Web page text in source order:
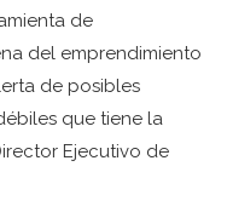
de
del emprendimiento
de posibles
que tiene la
Ejecutivo de